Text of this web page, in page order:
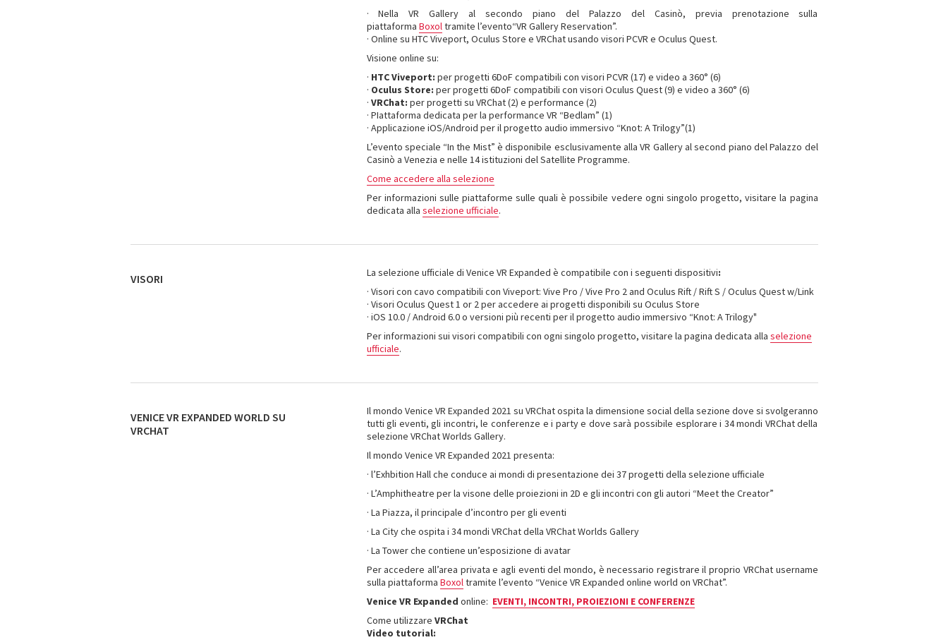
· Nella VR Gallery al secondo piano del Palazzo del Casinò, previa prenotazione sulla
piattaforma Boxoltramite l’evento“VR Gallery Reservation”.
· Online su HTC Viveport, Oculus Store e VRChat usando visori PCVR e Oculus Quest.
Visione online su:
· HTC Viveport: per progetti 6DoF compatibili con visori PCVR (17) e video a 360° (6)
· Oculus Store: per progetti 6DoF compatibili con visori Oculus Quest (9) e video a 360° (6)
· VRChat: per progetti su VRChat (2) e performance (2)
· PIattaforma dedicata per la performance VR “Bedlam” (1)
· Applicazione iOS/Android per il progetto audio immersivo “Knot: A Trilogy”(1)
L’evento speciale “In the Mist” è disponibile esclusivamente alla VR Gallery al second piano del Palazzo del
Casinò a Venezia e nelle 14 istituzioni del Satellite Programme.
Come accedere alla selezione
Per informazioni sulle piattaforme sulle quali è possibile vedere ogni singolo progetto, visitare la pagina
dedicata alla selezione ufficiale.
VISORI La selezione ufficiale di Venice VR Expanded è compatibile con i seguenti dispositivi:
· Visori con cavo compatibili con Viveport: Vive Pro / Vive Pro 2 and Oculus Rift / Rift S / Oculus Quest w/Link
· Visori Oculus Quest 1 or 2 per accedere ai progetti disponibili su Oculus Store
· iOS 10.0 / Android 6.0 o versioni più recenti per il progetto audio immersivo “Knot: A Trilogy"
Per informazioni sui visori compatibili con ogni singolo progetto, visitare la pagina dedicata alla selezione
ufficiale.
VENICE VR EXPANDED WORLD SU
VRCHAT
Il mondo Venice VR Expanded 2021 su VRChat ospita la dimensione social della sezione dove si svolgeranno
tutti gli eventi, gli incontri, le conferenze e i party e dove sarà possibile esplorare i 34 mondi VRChat della
selezione VRChat Worlds Gallery.
Il mondo Venice VR Expanded 2021 presenta:
· l’Exhbition Hall che conduce ai mondi di presentazione dei 37 progetti della selezione ufficiale
· L’Amphitheatre per la visone delle proiezioni in 2D e gli incontri con gli autori “Meet the Creator”
· La Piazza, il principale d’incontro per gli eventi
· La City che ospita i 34 mondi VRChat della VRChat Worlds Gallery
· La Tower che contiene un’esposizione di avatar
Per accedere all’area privata e agli eventi del mondo, è necessario registrare il proprio VRChat username
sulla piattaforma Boxoltramite l’evento “Venice VR Expanded online world on VRChat”.
Venice VR Expanded online: EVENTI, INCONTRI, PROIEZIONI E CONFERENZE
Come utilizzare VRChat
Video tutorial: